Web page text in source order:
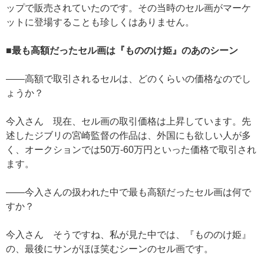
ップで販売されていたのです。その当時のセル画がマーケ
ットに登場することも珍しくはありません。
■最も高額だったセル画は『もののけ姫』のあのシーン
——高額で取引されるセルは、どのくらいの価格なのでし
ょうか？
今入さん 現在、セル画の取引価格は上昇しています。先
述したジブリの宮崎監督の作品は、外国にも欲しい人が多
く、オークションでは50万-60万円といった価格で取引され
ます。
——今入さんの扱われた中で最も高額だったセル画は何で
すか？
今入さん そうですね、私が見た中では、『もののけ姫』
の、最後にサンがほほ笑むシーンのセル画です。